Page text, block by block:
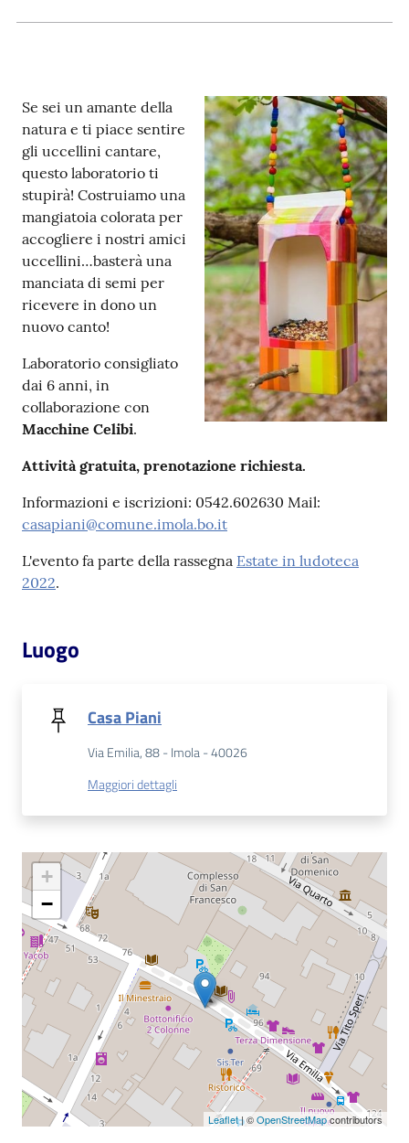
Casa
Piani
Archivio
storico
Decentrate
Patto
per
la
lettura
Seguici
su
Chiedi al
bibliotecario
Avvisi
Orari
Se sei un amante della
natura e ti piace sentire
gli uccellini cantare,
questo laboratorio ti
stupirà! Costruiamo una
mangiatoia colorata per
accogliere i nostri amici
uccellini…basterà una
manciata di semi per
ricevere in dono un
nuovo canto!
Laboratorio consigliato
dai 6 anni, in
collaborazione con
Macchine Celibi.
Attività gratuita, prenotazione richiesta.
Informazioni e iscrizioni: 0542.602630 Mail:
casapiani@comune.imola.bo.it
L'evento fa parte della rassegna Estate in ludoteca
2022.
Luogo
Casa Piani
Via Emilia, 88 - Imola - 40026
Maggiori dettagli
+
−
Leaflet| ©OpenStreetMapcontributors